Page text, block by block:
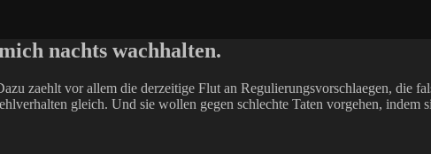
nachts wachhalten.
zaehlt vor allem die derzeitige Flut an Regulierungsvorschlaegen, die
gleich. Und sie wollen gegen schlechte Taten vorgehen, indem